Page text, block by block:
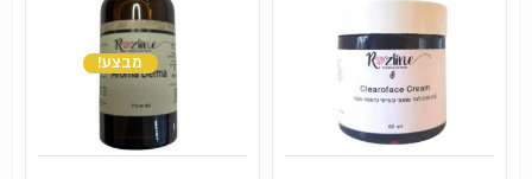
מבצע!